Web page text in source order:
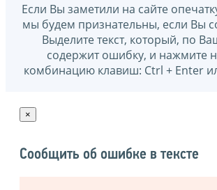
Если Вы заметили на сайте
мы будем признательны, если Вы
Выделите текст, который, по
содержит ошибку, и нажмите
комбинацию клавиш: Ctrl + Enter
×
Сообщить об ошибке в тексте